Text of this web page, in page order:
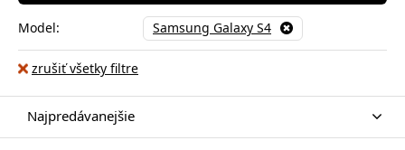
Model: Samsung Galaxy S4
zrušiť všetky filtre
Najpredávanejšie